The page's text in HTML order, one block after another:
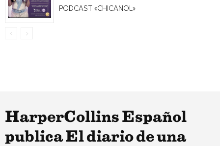
PODCAST «CHICANOL»
HarperCollins Español
publica El diario de una